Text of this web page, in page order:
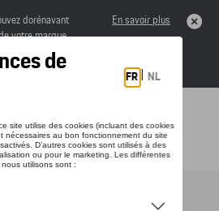
dorénavant
votre marque
à commander
En savoir plus
Toggle navigation